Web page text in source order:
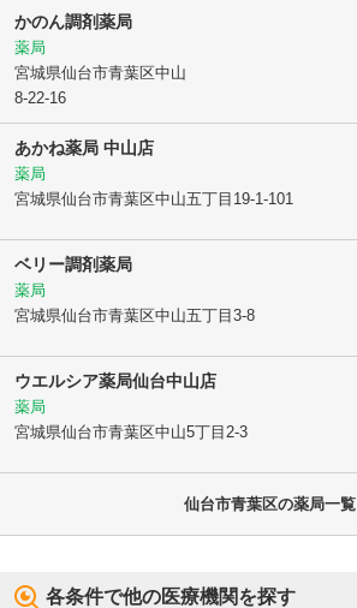
かのん調剤薬局
薬局
宮城県仙台市青葉区中山
8-22-16
あかね薬局 中山店
薬局
宮城県仙台市青葉区中山五丁目19-1-101
ベリー調剤薬局
薬局
宮城県仙台市青葉区中山五丁目3-8
ウエルシア薬局仙台中山店
薬局
宮城県仙台市青葉区中山5丁目2-3
仙台市青葉区の薬局一覧
各条件で他の医療機関を探す